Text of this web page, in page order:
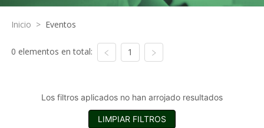
Inicio > Eventos
0 elementos en total: 1
Los filtros aplicados no han arrojado resultados
LIMPIAR FILTROS